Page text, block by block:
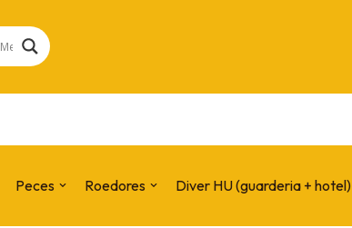
Peces Roedores Diver HU (guarderia + hotel)